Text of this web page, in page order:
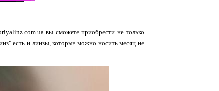
вы сможете приобрести не только
есть и линзы, которые можно носить месяц не